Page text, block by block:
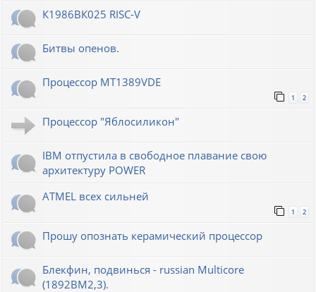
К1986ВК025 RISC-V
Битвы опенов.
Процессор MT1389VDE
1 2
Процессор "Яблосиликон"
IBM отпустила в свободное плавание свою
архитектуру POWER
ATMEL всех сильней
1 2
Прошу опознать керамический процессор
Блекфин, подвинься - russian Multicore
(1892ВМ2,3).